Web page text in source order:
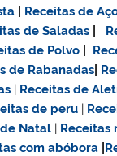
Receitas de
de Saladas
de Polvo
de Rabanadas
| Receitas de
de peru |
Natal | Receitas
com abóbora